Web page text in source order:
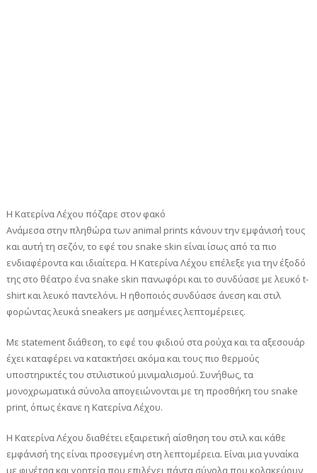
H Κατερίνα Λέχου πόζαρε στον φακό
Ανάμεσα στην πληθώρα των animal prints κάνουν την εμφάνισή τους
και αυτή τη σεζόν, το εφέ του snake skin είναι ίσως από τα πιο
ενδιαφέροντα και ιδιαίτερα. Η Κατερίνα Λέχου επέλεξε για την έξοδό
της στο θέατρο ένα snake skin πανωφόρι και το συνδύασε με λευκό t-
shirt και λευκό παντελόνι. H ηθοποιός συνδύασε άνεση και στιλ
φορώντας λευκά sneakers με ασημένιες λεπτομέρειες.
Με statement διάθεση, το εφέ του φιδιού στα ρούχα και τα αξεσουάρ
έχει καταφέρει να κατακτήσει ακόμα και τους πιο θερμούς
υποστηρικτές του στιλιστικού μινιμαλισμού. Συνήθως, τα
μονοχρωματικά σύνολα απογειώνονται με τη προσθήκη του snake
print, όπως έκανε η Κατερίνα Λέχου.
Η Κατερίνα Λέχου διαθέτει εξαιρετική αίσθηση του στιλ και κάθε
εμφάνισή της είναι προσεγμένη στη λεπτομέρεια. Είναι μια γυναίκα